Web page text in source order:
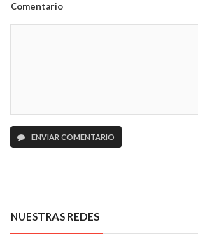
Comentario
ENVIAR COMENTARIO
NUESTRAS REDES